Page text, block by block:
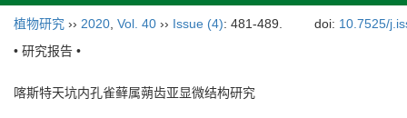
植物研究 ›› 2020 Vol. 40 ›› Issue (4): 481-489. doi: 10.7525/
• 研究报告 •
喀斯特天坑内孔雀藓属蒴齿亚显微结构研究